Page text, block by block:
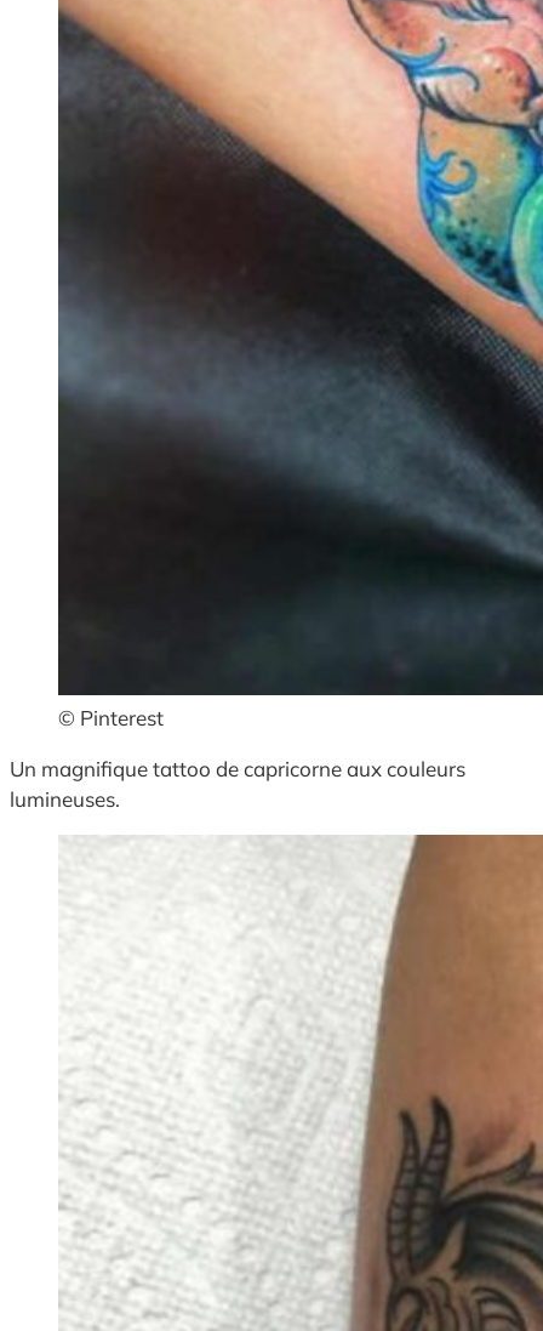
© Pinterest
Un magnifique tattoo de capricorne aux couleurs
lumineuses.